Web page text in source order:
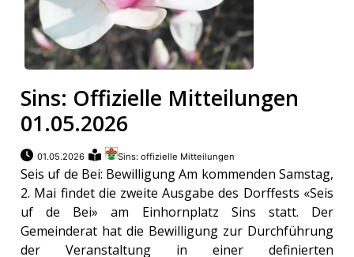
Sins: Offizielle Mitteilungen
01.05.2026
01.05.2026 Sins: offizielle Mitteilungen
Seis uf de Bei: Bewilligung Am kommenden Samstag,
2. Mai findet die zweite Ausgabe des Dorffests «Seis
uf de Bei» am Einhornplatz Sins statt. Der
Gemeinderat hat die Bewilligung zur Durchführung
der Veranstaltung in einer definierten